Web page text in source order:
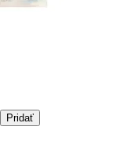
Pridať